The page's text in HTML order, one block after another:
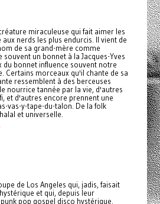
miraculeuse qui fait aimer les
nerds les plus endurcis. Il vient de
de sa grand-mère comme
un bonnet à la Jacques-Yves
du bonnet influence souvent notre
Certains morceaux qu'il chante de sa
ressemblent à des berceuses
nourrice tannée par la vie, d'autres
et d'autres encore prennent une
vas-y-tape-du-talon. De la folk
et universelle.
de Los Angeles qui, jadis, faisait
et qui, depuis leur
pop gospel disco hystérique.